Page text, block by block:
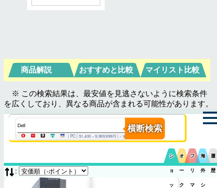
商品解説 おすすめと比較 マイリスト比較
※ この検索結果は、最安値を見逃さないように検索条件
を広くしており、異なる商品が含まれる可能性があります。